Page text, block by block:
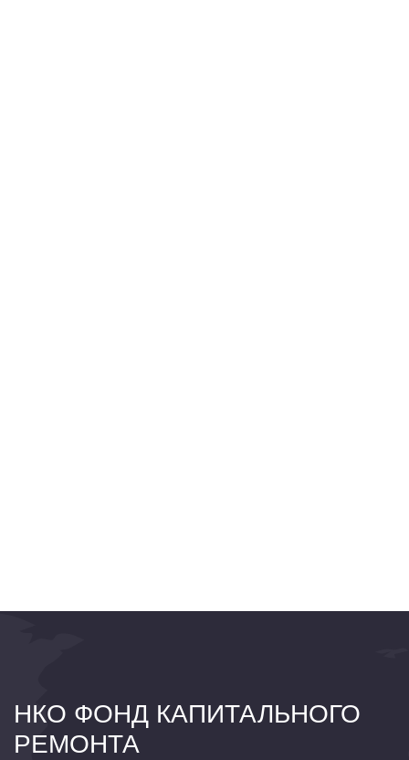
НКО ФОНД КАПИТАЛЬНОГО
РЕМОНТА